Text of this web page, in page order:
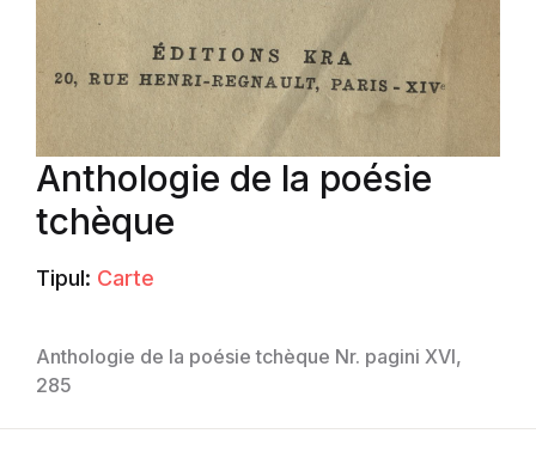
Anthologie de la poésie
tchèque
Tipul: Carte
Anthologie de la poésie tchèque Nr. pagini XVI,
285